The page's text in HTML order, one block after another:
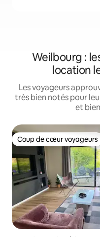
Weilbourg :
location
Les voyageurs
très bien notés pour
et
Coup de cœur voyageurs
Coup de cœur voyageurs